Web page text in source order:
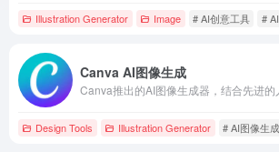
Illustration Generator Image # AI创意工具 #
Canva AI图像生成
Design Tools Illustration Generator # AI图像生